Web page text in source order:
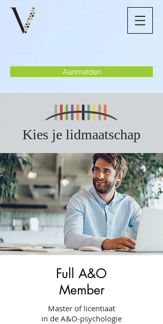
Aanmelden
Kies je lidmaatschap
Full A&O
Member
Master of licentiaat
in de A&O-psychologie